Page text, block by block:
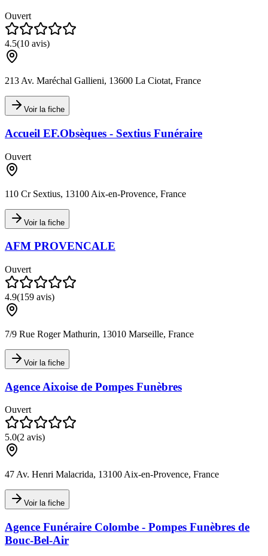
Ouvert
4.5(10 avis)
213 Av. Maréchal Gallieni, 13600 La Ciotat, France
Voir la fiche
Accueil EF.Obsèques - Sextius Funéraire
Ouvert
110 Cr Sextius, 13100 Aix-en-Provence, France
Voir la fiche
AFM PROVENCALE
Ouvert
4.9(159 avis)
7/9 Rue Roger Mathurin, 13010 Marseille, France
Voir la fiche
Agence Aixoise de Pompes Funèbres
Ouvert
5.0(2 avis)
47 Av. Henri Malacrida, 13100 Aix-en-Provence, France
Voir la fiche
Agence Funéraire Colombe - Pompes Funèbres de
Bouc-Bel-Air